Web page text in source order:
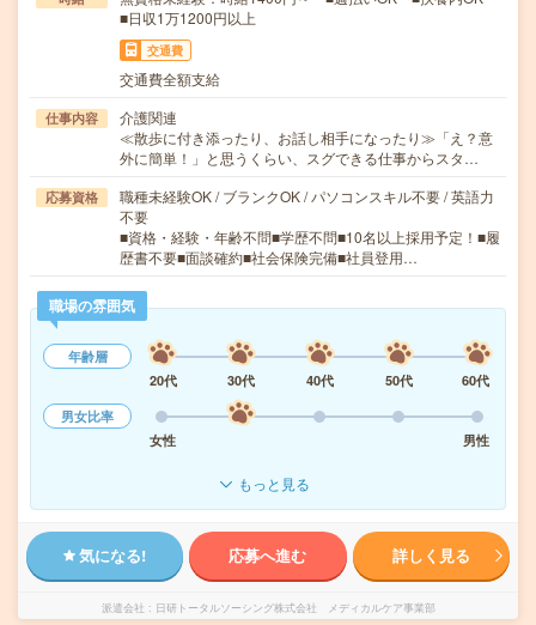
■日収1万1200円以上
交通費
交通費全額支給
仕事内容
介護関連
≪散歩に付き添ったり、お話し相手になったり≫「え？意
外に簡単！」と思うくらい、スグできる仕事からスタ…
応募資格
職種未経験OK / ブランクOK / パソコンスキル不要 / 英語力
不要
■資格・経験・年齢不問■学歴不問■10名以上採用予定！■履
歴書不要■面談確約■社会保険完備■社員登用…
職場の雰囲気
年齢層
20代
30代 40代 50代
60代
男女比率
女性
男性
もっと見る
気になる! 応募へ進む 詳しく見る
派遣会社 日研トータルソーシング株式会社 メディカルケア事業部